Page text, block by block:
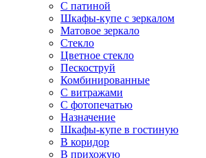
С патиной
Шкафы-купе с зеркалом
Матовое зеркало
Стекло
Цветное стекло
Пескоструй
Комбинированные
С витражами
С фотопечатью
Назначение
Шкафы-купе в гостиную
В коридор
В прихожую